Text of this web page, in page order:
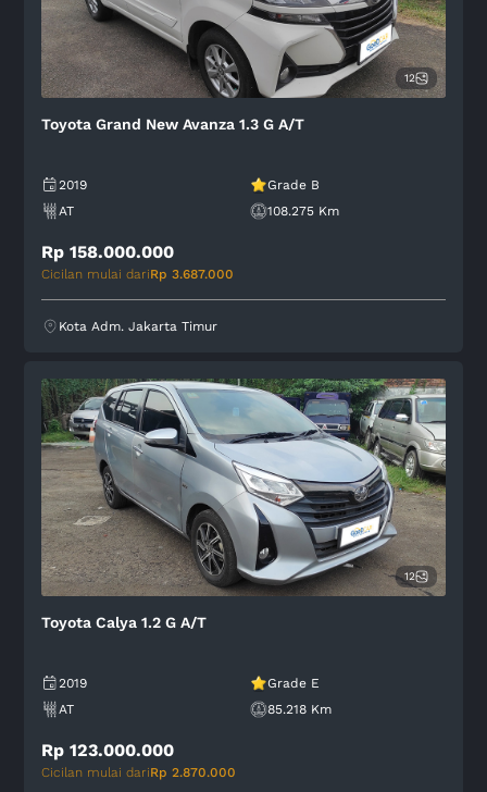
12
Toyota Grand New Avanza 1.3 G A/T
2019
Grade B
AT
108.275 Km
Rp 158.000.000
Cicilan mulai dariRp 3.687.000
Kota Adm. Jakarta Timur
12
Toyota Calya 1.2 G A/T
2019
Grade E
AT
85.218 Km
Rp 123.000.000
Cicilan mulai dariRp 2.870.000